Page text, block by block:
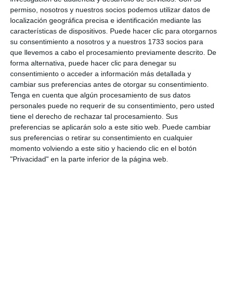
permiso, nosotros y nuestros socios podemos utilizar datos de
localización geográfica precisa e identificación mediante las
características de dispositivos. Puede hacer clic para otorgarnos
su consentimiento a nosotros y a nuestros 1733 socios para
que llevemos a cabo el procesamiento previamente descrito. De
forma alternativa, puede hacer clic para denegar su
consentimiento o acceder a información más detallada y
cambiar sus preferencias antes de otorgar su consentimiento.
Tenga en cuenta que algún procesamiento de sus datos
personales puede no requerir de su consentimiento, pero usted
tiene el derecho de rechazar tal procesamiento. Sus
preferencias se aplicarán solo a este sitio web. Puede cambiar
sus preferencias o retirar su consentimiento en cualquier
momento volviendo a este sitio y haciendo clic en el botón
"Privacidad" en la parte inferior de la página web.